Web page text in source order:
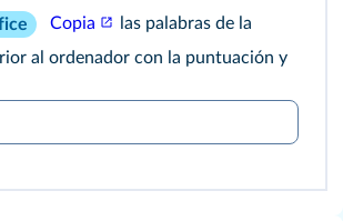
Copia
las palabras de la
al ordenador con la puntuación y